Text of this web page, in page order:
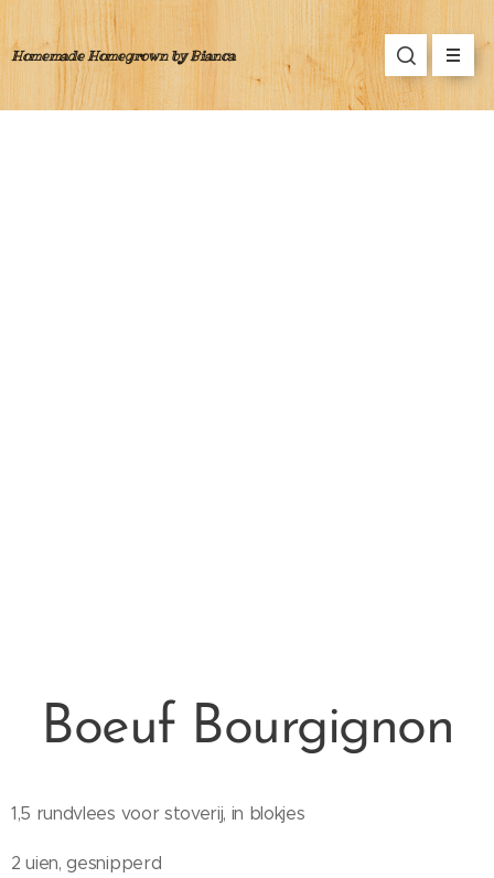
Homemade Homegrown by Bianca
Boeuf Bourgignon
1,5 rundvlees voor stoverij, in blokjes
2 uien, gesnipperd